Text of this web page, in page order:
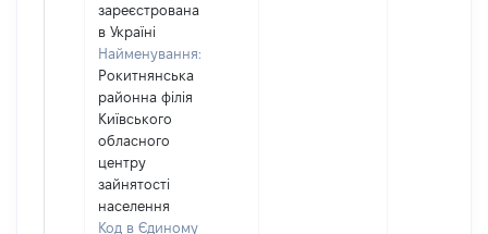
зареєстрована
в Україні
Найменування:
Рокитнянська
районна філія
Київського
обласного
центру
зайнятості
населення
Код в Єдиному